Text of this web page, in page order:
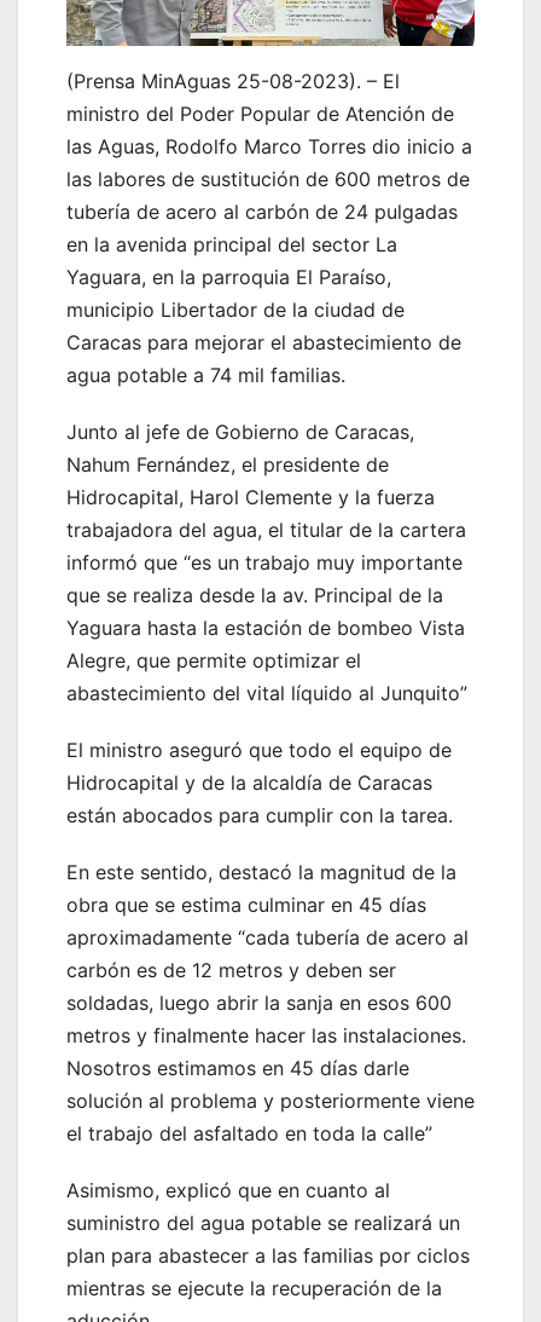
(Prensa MinAguas 25-08-2023). – El
ministro del Poder Popular de Atención de
las Aguas, Rodolfo Marco Torres dio inicio a
las labores de sustitución de 600 metros de
tubería de acero al carbón de 24 pulgadas
en la avenida principal del sector La
Yaguara, en la parroquia El Paraíso,
municipio Libertador de la ciudad de
Caracas para mejorar el abastecimiento de
agua potable a 74 mil familias.
Junto al jefe de Gobierno de Caracas,
Nahum Fernández, el presidente de
Hidrocapital, Harol Clemente y la fuerza
trabajadora del agua, el titular de la cartera
informó que “es un trabajo muy importante
que se realiza desde la av. Principal de la
Yaguara hasta la estación de bombeo Vista
Alegre, que permite optimizar el
abastecimiento del vital líquido al Junquito”
El ministro aseguró que todo el equipo de
Hidrocapital y de la alcaldía de Caracas
están abocados para cumplir con la tarea.
En este sentido, destacó la magnitud de la
obra que se estima culminar en 45 días
aproximadamente “cada tubería de acero al
carbón es de 12 metros y deben ser
soldadas, luego abrir la sanja en esos 600
metros y finalmente hacer las instalaciones.
Nosotros estimamos en 45 días darle
solución al problema y posteriormente viene
el trabajo del asfaltado en toda la calle”
Asimismo, explicó que en cuanto al
suministro del agua potable se realizará un
plan para abastecer a las familias por ciclos
mientras se ejecute la recuperación de la